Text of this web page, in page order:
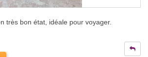
très bon état, idéale pour voyager.